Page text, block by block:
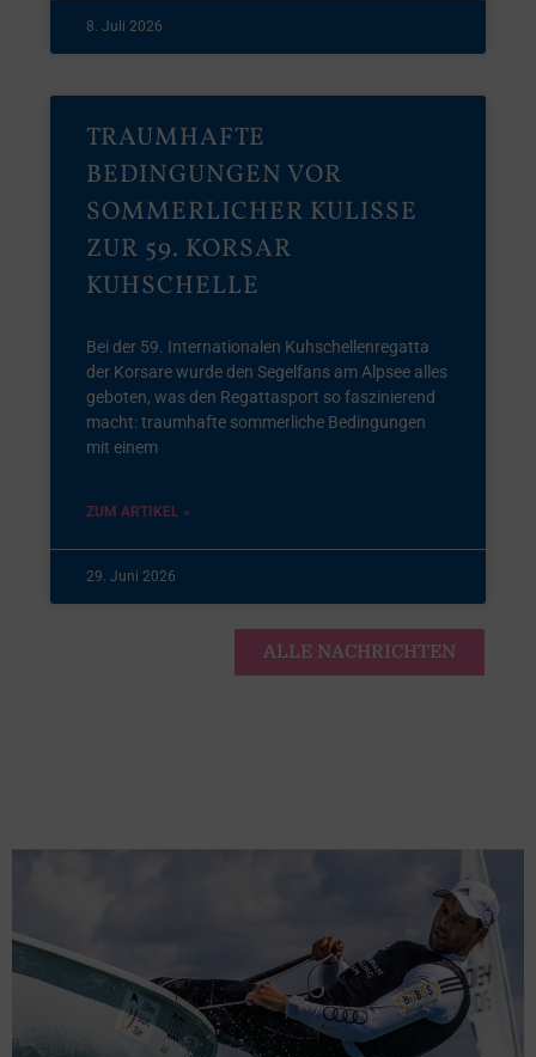
8. Juli 2026
TRAUMHAFTE
BEDINGUNGEN VOR
SOMMERLICHER KULISSE
ZUR 59. KORSAR
KUHSCHELLE
Bei der 59. Internationalen Kuhschellenregatta
der Korsare wurde den Segelfans am Alpsee alles
geboten, was den Regattasport so faszinierend
macht: traumhafte sommerliche Bedingungen
mit einem
ZUM ARTIKEL »
29. Juni 2026
ALLE NACHRICHTEN